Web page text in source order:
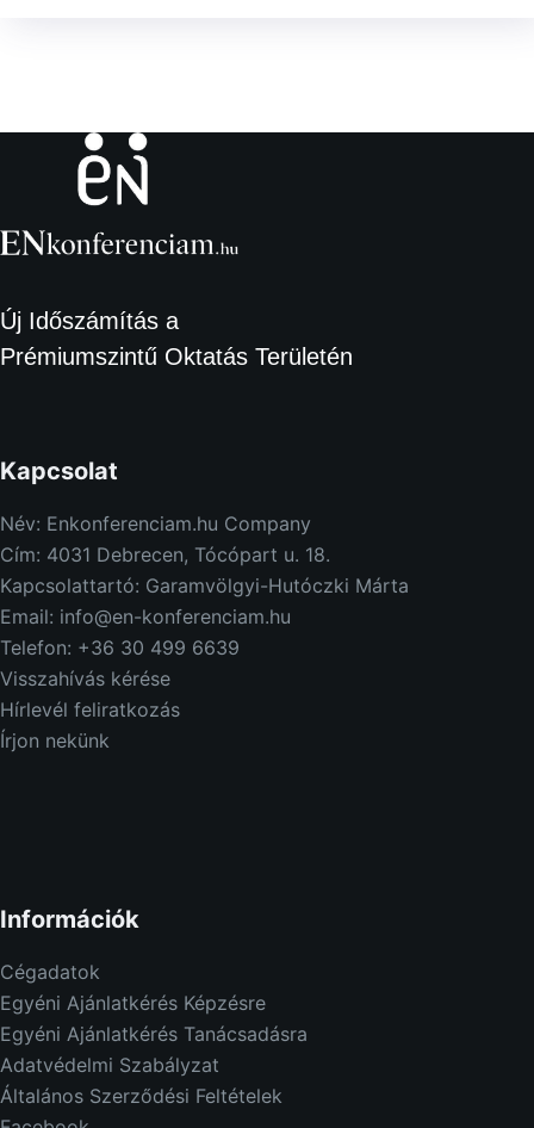
Új Időszámítás a
Prémiumszintű Oktatás Területén
Kapcsolat
Név: Enkonferenciam.hu Company
Cím: 4031 Debrecen, Tócópart u. 18.
Kapcsolattartó: Garamvölgyi-Hutóczki Márta
Email: info@en-konferenciam.hu
Telefon: +36 30 499 6639
Visszahívás kérése
Hírlevél feliratkozás
Írjon nekünk
Információk
Cégadatok
Egyéni Ajánlatkérés Képzésre
Egyéni Ajánlatkérés Tanácsadásra
Adatvédelmi Szabályzat
Általános Szerződési Feltételek